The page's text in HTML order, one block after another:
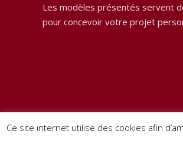
Les modèles présentés servent
pour concevoir votre projet
Ce site internet utilise des cookies afin